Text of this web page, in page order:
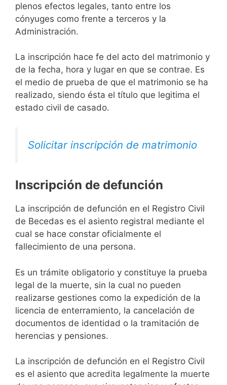
plenos efectos legales, tanto entre los
cónyuges como frente a terceros y la
Administración.
La inscripción hace fe del acto del matrimonio y
de la fecha, hora y lugar en que se contrae. Es
el medio de prueba de que el matrimonio se ha
realizado, siendo ésta el título que legitima el
estado civil de casado.
Solicitar inscripción de matrimonio
Inscripción de defunción
La inscripción de defunción en el Registro Civil
de Becedas es el asiento registral mediante el
cual se hace constar oficialmente el
fallecimiento de una persona.
Es un trámite obligatorio y constituye la prueba
legal de la muerte, sin la cual no pueden
realizarse gestiones como la expedición de la
licencia de enterramiento, la cancelación de
documentos de identidad o la tramitación de
herencias y pensiones.
La inscripción de defunción en el Registro Civil
es el asiento que acredita legalmente la muerte